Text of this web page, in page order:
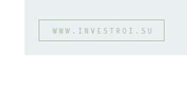
Маршрутка № 417м, 460м,
WWW.INVESTROI.SU